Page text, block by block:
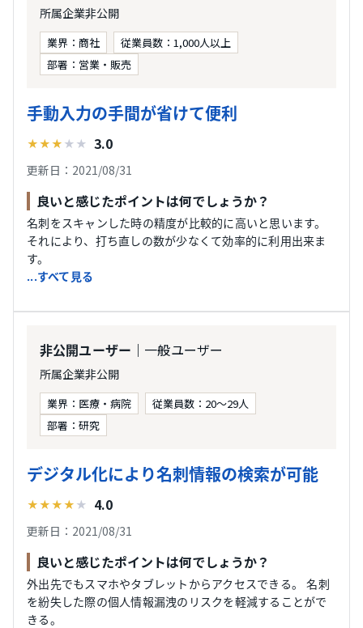
所属企業非公開
業界：商社
従業員数：1,000人以上
部署：営業・販売
手動入力の手間が省けて便利
★★★ ★ ★ 3.0
更新日：2021/08/31
良いと感じたポイントは何でしょうか？
名刺をスキャンした時の精度が比較的に高いと思います。
それにより、打ち直しの数が少なくて効率的に利用出来ま
す。
...すべて見る
非公開ユーザー ｜一般ユーザー
所属企業非公開
業界：医療・病院
従業員数：20〜29人
部署：研究
デジタル化により名刺情報の検索が可能
★★★★ ★ 4.0
更新日：2021/08/31
良いと感じたポイントは何でしょうか？
外出先でもスマホやタブレットからアクセスできる。 名刺
を紛失した際の個人情報漏洩のリスクを軽減することがで
きる。